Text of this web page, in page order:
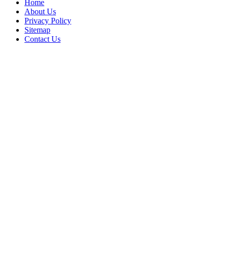
Home
About Us
Privacy Policy
Sitemap
Contact Us